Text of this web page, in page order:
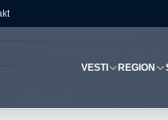
VESTI REGION